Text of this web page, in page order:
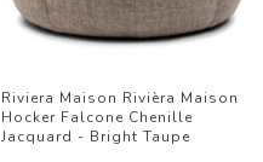
Riviera Maison Rivièra Maison
Hocker Falcone Chenille
Jacquard - Bright Taupe